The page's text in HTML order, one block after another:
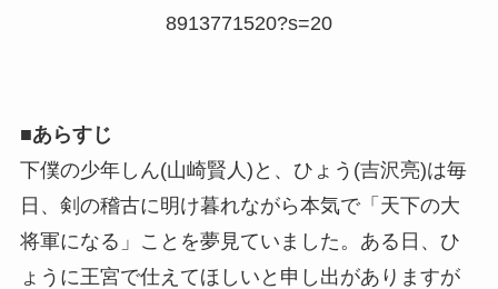
8913771520?s=20
■あらすじ
下僕の少年しん(山崎賢人)と、ひょう(吉沢亮)は毎
日、剣の稽古に明け暮れながら本気で「天下の大
将軍になる」ことを夢見ていました。ある日、ひ
ょうに王宮で仕えてほしいと申し出がありますが